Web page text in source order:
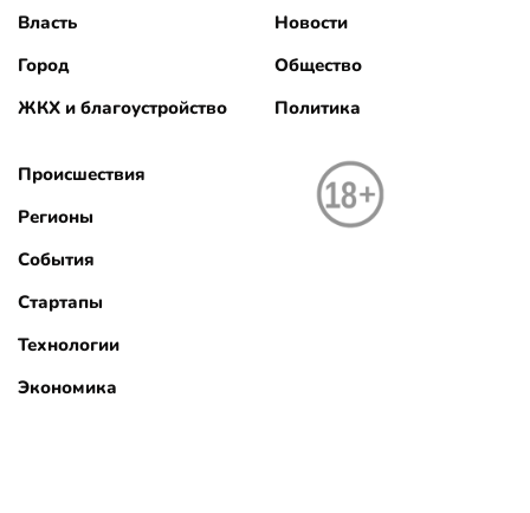
Власть
Город
ЖКХ и благоустройство
Новости
Общество
Политика
Происшествия
Регионы
События
Стартапы
Технологии
Экономика